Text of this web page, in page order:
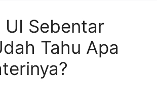
UI Sebentar
Tahu Apa